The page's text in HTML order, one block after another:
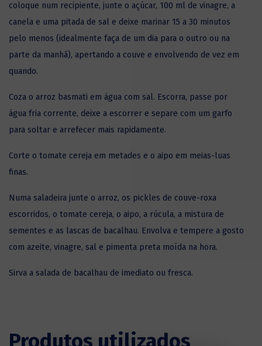
coloque num recipiente, junte o açúcar, 100 ml de vinagre, a
canela e uma pitada de sal e deixe marinar 15 a 30 minutos
pelo menos (idealmente faça de um dia para o outro ou na
parte da manhã), apertando a couve e envolvendo de vez em
quando.
Coza o arroz basmati em água com sal. Escorra, passe por
água fria corrente, deixe a escorrer e separe com um garfo
para soltar e arrefecer mais rapidamente.
Corte o tomate cereja em metades e o aipo em meias-luas
finas.
Numa saladeira junte o arroz, os pickles de couve-roxa
escorridos, o tomate cereja, o aipo, a rúcula, a mistura de
sementes e as lascas de bacalhau. Envolva e tempere a gosto
com azeite, vinagre, sal e pimenta preta moída na hora.
Sirva a salada de bacalhau de imediato ou fresca.
Produtos utilizados